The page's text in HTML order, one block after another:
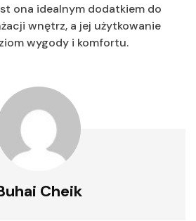
ona idealnym dodatkiem do
wnętrz, a jej użytkowanie
wygody i komfortu.
Cheik